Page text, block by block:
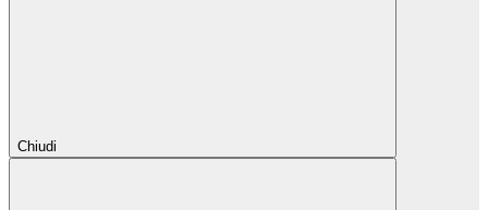
Chiudi